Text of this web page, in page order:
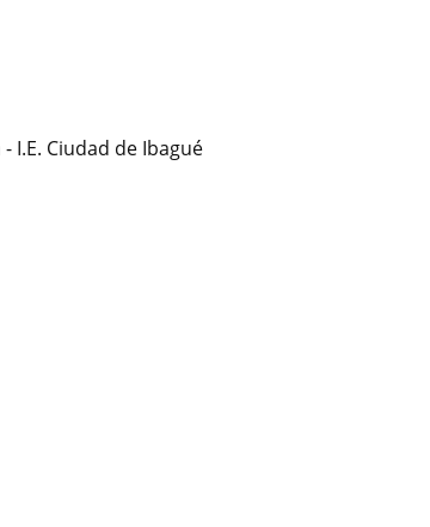
Ciudad de Ibagué